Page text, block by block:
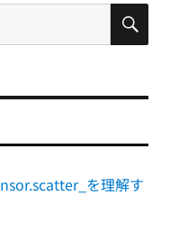
検
を理解す